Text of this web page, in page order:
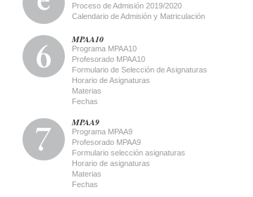
Proceso de Admisión 2019/2020
Calendario de Admisión y Matriculación
MPAA10
Programa MPAA10
Profesorado MPAA10
Formulario de Selección de Asignaturas
Horario de Asignaturas
Materias
Fechas
MPAA9
Programa MPAA9
Profesorado MPAA9
Formulario selección asignaturas
Horario de asignaturas
Materias
Fechas